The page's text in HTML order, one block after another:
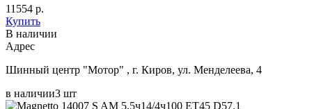
11554 р.
Купить
В наличии
Aдрес
Шинный центр "Мотор" , г. Киров, ул. Менделеева, 4
в наличии3 шт